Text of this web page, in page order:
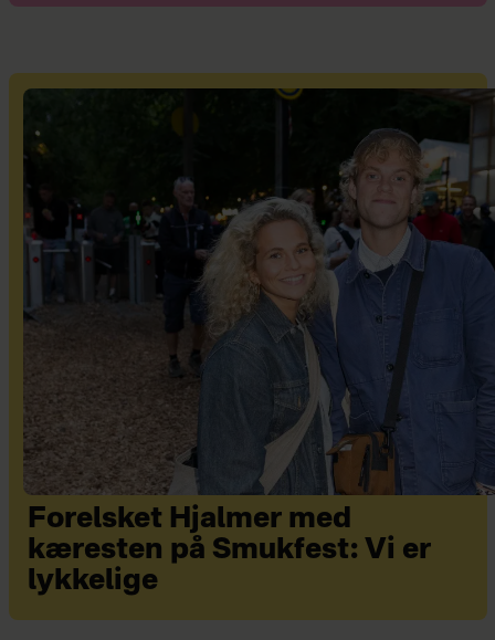
Forelsket Hjalmer med
kæresten på Smukfest: Vi er
lykkelige